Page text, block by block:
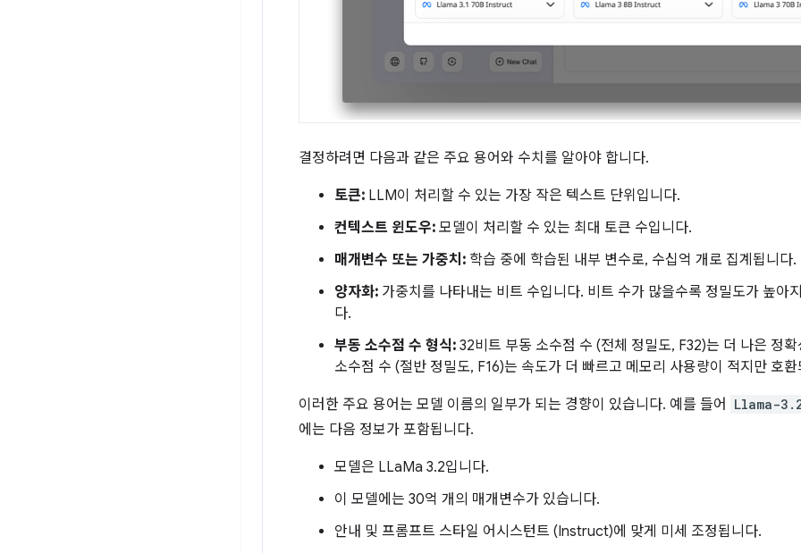
결정하려면 다음과 같은 주요 용어와 수치를 알아야 합니다.
토큰: LLM이 처리할 수 있는 가장 작은 텍스트 단위입니다.
컨텍스트 윈도우: 모델이 처리할 수 있는 최대 토큰 수입니다.
매개변수 또는 가중치: 학습 중에 학습된 내부 변수로, 수십억 개로 집계됩니다.
양자화: 가중치를 나타내는 비트 수입니다. 비트 수가 많을수록 정밀도가 높아
다.
부동 소수점 수 형식: 32비트 부동 소수점 수 (전체 정밀도, F32)는 더 나은 정
소수점 수 (절반 정밀도, F16)는 속도가 더 빠르고 메모리 사용량이 적지만 호
이러한 주요 용어는 모델 이름의 일부가 되는 경향이 있습니다. 예를 들어 Llama-
에는 다음 정보가 포함됩니다.
모델은 LLaMa 3.2입니다.
이 모델에는 30억 개의 매개변수가 있습니다.
안내 및 프롬프트 스타일 어시스턴트 (Instruct)에 맞게 미세 조정됩니다.